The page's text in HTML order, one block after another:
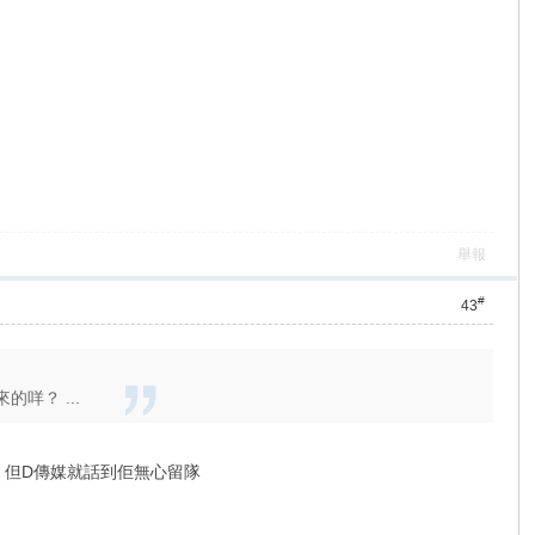
舉報
43#
咩？ ...
D傳媒就話到佢無心留隊